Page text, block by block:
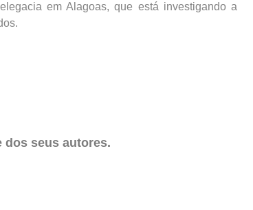
em Alagoas, que está investigando a
dos seus autores.